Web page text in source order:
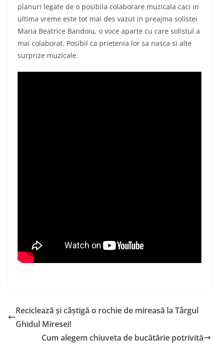
planuri legate de o posibila colaborare muzicala caci in
ultima vreme este tot mai des vazut in preajma solistei
Maria Beatrice Bandoiu, o voce aparte cu care solistul a
mai colaborat. Posibil ca prietenia lor sa nasca si alte
surprize muzicale.
Reciclează și câștigă o rochie de mireasă la Târgul
Ghidul Miresei!
Cum alegem chiuveta de bucătărie potrivită